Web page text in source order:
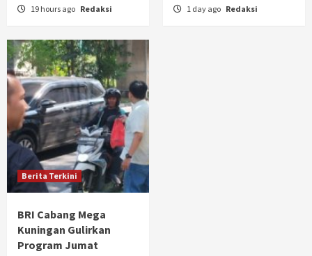
19 hours ago Redaksi 1 day ago Redaksi
Berita Terkini
BRI Cabang Mega
Kuningan Gulirkan
Program Jumat